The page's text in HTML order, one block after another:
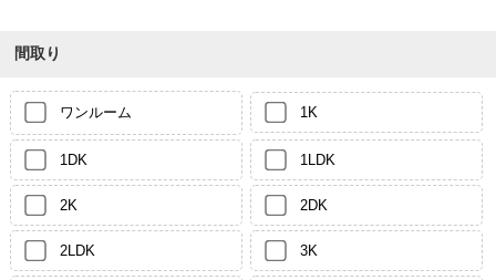
間取り
ワンルーム 1K
1DK 1LDK
2K 2DK
2LDK 3K